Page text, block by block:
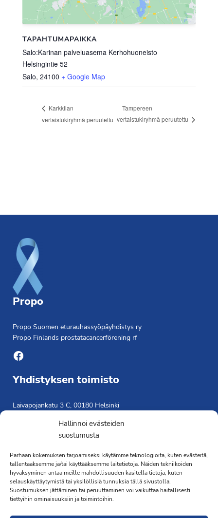
Hallinnoi evästeiden
suostumusta
Parhaan kokemuksen tarjoamiseksi käytämme teknologioita, kuten evästeitä,
tallentaaksemme ja/tai käyttääksemme laitetietoja. Näiden tekniikoiden
hyväksyminen antaa meille mahdollisuuden käsitellä tietoja, kuten
selauskäyttäytymistä tai yksilöllisiä tunnuksia tällä sivustolla.
Suostumuksen jättäminen tai peruuttaminen voi vaikuttaa haitallisesti
tiettyihin ominaisuuksiin ja toimintoihin.
TAPAHTUMAPAIKKA
Salo:Karinan palveluasema Kerhohuoneisto
Helsingintie 52
Salo, 24100 + Google Map
Karkkilan
vertaistukiryhmä peruutettu
Tampereen
vertaistukiryhmä peruutettu
Propo
Propo Suomen eturauhassyöpäyhdistys ry
Propo Finlands prostatacancerförening rf
Facebook
Yhdistyksen toimisto
Laivapojankatu 3 C, 00180 Helsinki
Saavutettavuusseloste »
Toiminnanjohtaja
Kimmo Järvinen
Terveydenhoitaja
041 501 4176